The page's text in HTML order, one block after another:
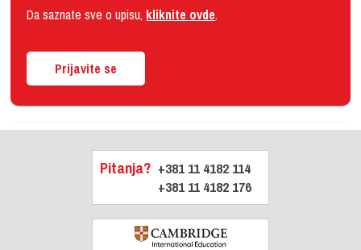
Da saznate sve o upisu, kliknite ovde.
Prijavite se
Pitanja? +381 11 4182 114
+381 11 4182 176